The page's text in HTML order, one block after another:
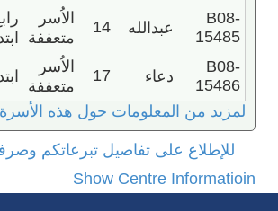
B08-
15485
عبدالله 14
الاُسر
متعففة
B08-
15486
دعاء 17
الاُسر
متعففة
لمزيد من المعلومات حول هذه
للإطلاع على تفاصيل تبرعاتكم
Show Centre Informatioin